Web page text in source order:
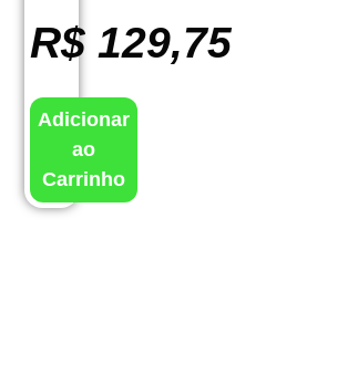
R$ 129,75
Adicionar
ao
Carrinho